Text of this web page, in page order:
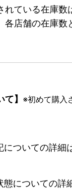
れている在庫数
各店舗の在庫数
】 ※初めて購入
ついての詳細
についての詳